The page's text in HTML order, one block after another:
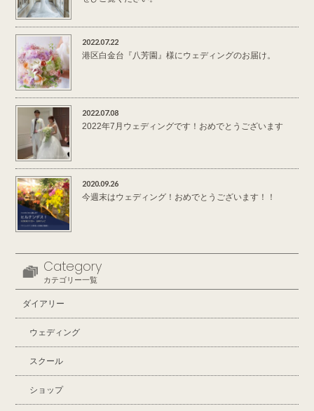
2022.07.22
港区白金台『八芳園』様にウェディングのお届け。
2022.07.08
2022年7月ウェディングです！おめでとうございます
2020.09.26
今週末はウェディング！おめでとうございます！！
Category
カテゴリー一覧
ダイアリー
ウェディング
スクール
ショップ